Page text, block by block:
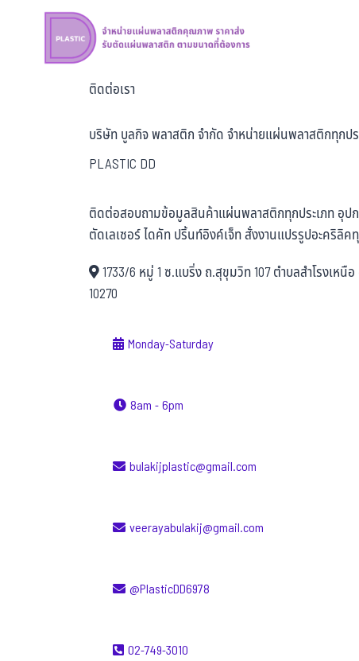
ติดต่อเรา
บริษัท บูลกิจ พลาสติก จำกัด จำหน่ายแผ่นพลาสติกทุก
PLASTIC DD
ติดต่อสอบถามข้อมูลสินค้าแผ่นพลาสติกทุกประเภท อุป
ตัดเลเซอร์ ไดคัท ปริ้นท์อิงค์เจ็ท สั่งงานแปรรูปอะคริลิ
1733/6 หมู่ 1 ซ.แบริ่ง ถ.สุขุมวิท 107 ตำบลสำโรงเหนื
10270
Monday-Saturday
8am - 6pm
bulakijplastic@gmail.com
veerayabulakij@gmail.com
@PlasticDD6978
02-749-3010